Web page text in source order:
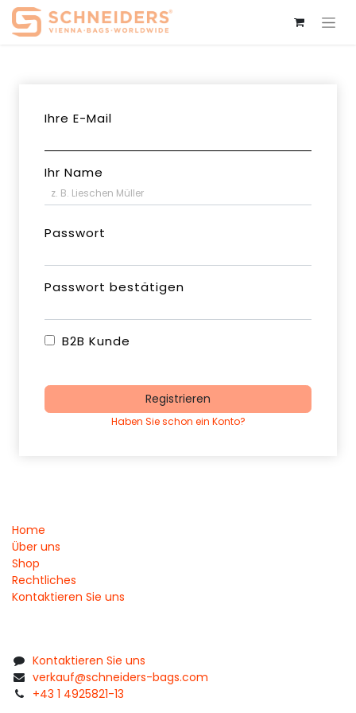
Ihre E-Mail
Ihr Name
Passwort
Passwort bestätigen
B2B Kunde
Registrieren
Haben Sie schon ein Konto?
Home
Über uns
Shop
Rechtliches
Kontaktieren Sie uns
Kontaktieren Sie uns
verkauf@schneiders-bags.com
+43 1 4925821-13